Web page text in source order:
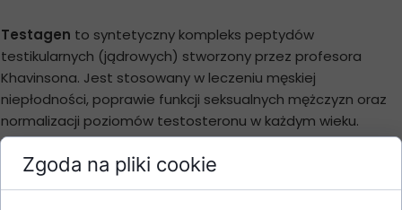
Testagen to syntetyczny kompleks peptydów
testikularnych (jądrowych) stworzony przez profesora
Khavinsona. Jest stosowany w leczeniu męskiej
niepłodności, poprawie funkcji seksualnych mężczyzn oraz
normalizacji poziomów testosteronu w każdym wieku.
Testagen działa poprzez normalizację funkcji jąder,
redukując niedobór peptydów i przywracając syntezę białek
w komórkach. Składniki Testagenu to peptyd AKS-S (lizyna,
Zgoda na pliki cookie